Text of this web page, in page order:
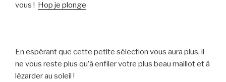
vous ! Hop je plonge
En espérant que cette petite sélection vous aura plus, il
ne vous reste plus qu’à enfiler votre plus beau maillot et à
lézarder au soleil !